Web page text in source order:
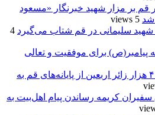
قم بر مزار شهید خبرنگار «مسعود
5 views
شهید سلیمانی در قم شتاب می‌گیرد 4
پیامبر(ص) برای موفقیت و تعالی
اعزام بیش از ۴۰ هزار زائر اربعین از پایانه‌های قم به
کریمه رساندن پیام اهل‌بیت به